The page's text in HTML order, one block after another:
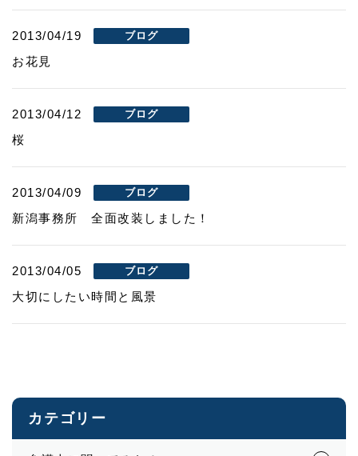
2013/04/19 ブログ
お花見
2013/04/12 ブログ
桜
2013/04/09 ブログ
新潟事務所 全面改装しました！
2013/04/05 ブログ
大切にしたい時間と風景
カテゴリー